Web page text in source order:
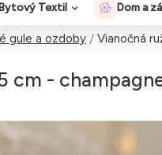
Textil Dom a
gule a ozdoby Vianočná
cm -